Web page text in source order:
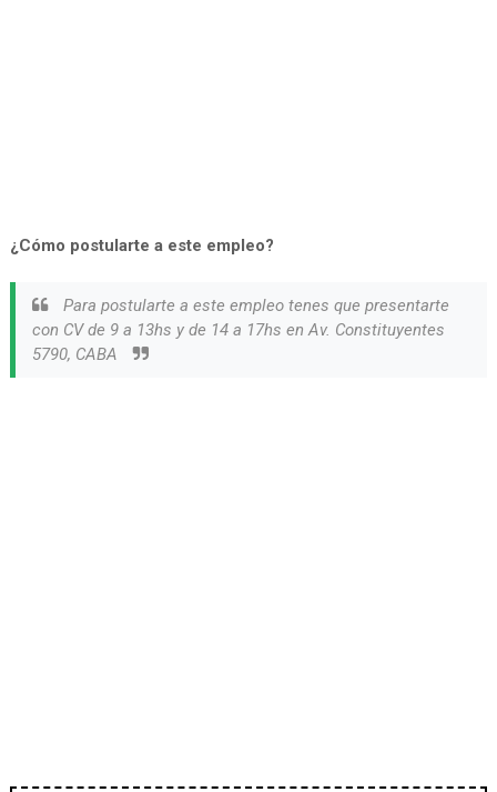
¿Cómo postularte a este empleo?
Para postularte a este empleo tenes que presentarte
con CV de 9 a 13hs y de 14 a 17hs en Av. Constituyentes
5790, CABA